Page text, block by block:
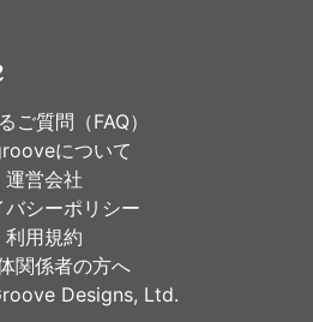
ご質問（FAQ）
について
運営会社
バシーポリシー
利用規約
関係者の方へ
Designs, Ltd.